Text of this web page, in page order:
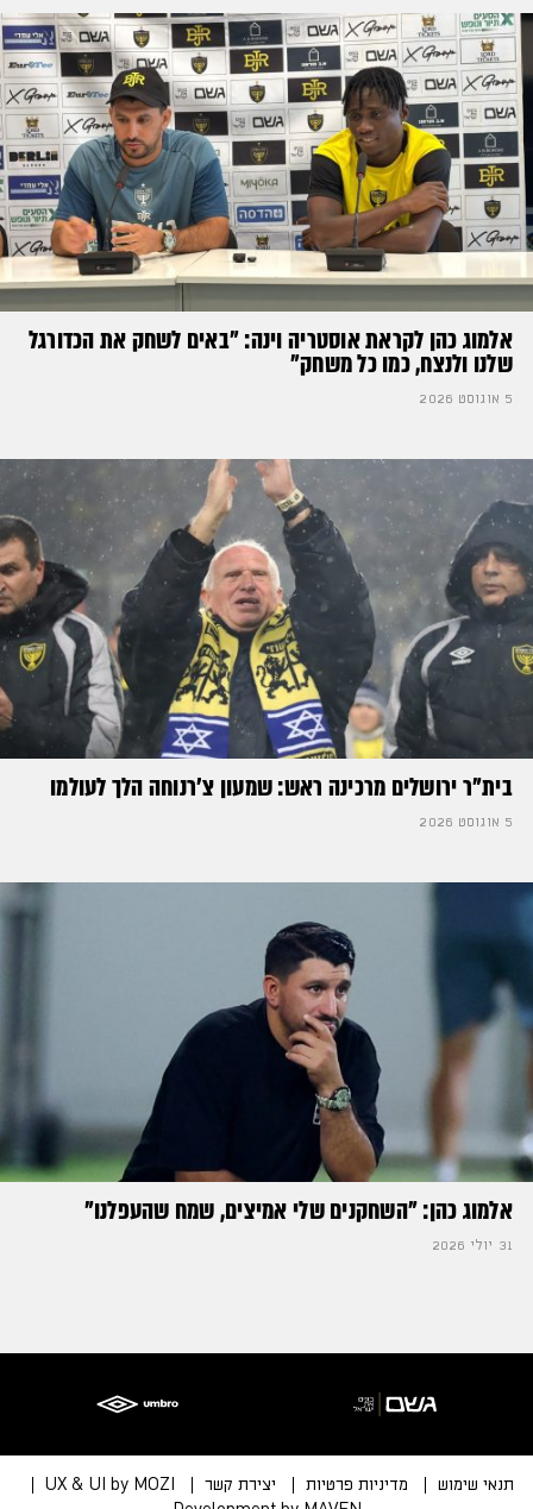
אלמוג כהן לקראת אוסטריה וינה: ״באים לשחק את הכדורגל
שלנו ולנצח, כמו כל משחק״
5 אוגוסט 2026
בית"ר ירושלים מרכינה ראש: שמעון צ'רנוחה הלך לעולמו
5 אוגוסט 2026
אלמוג כהן: "השחקנים שלי אמיצים, שמח שהעפלנו"
31 יולי 2026
תנאי שימוש מדיניות פרטיות יצירת קשר
UX & UI by MOZI